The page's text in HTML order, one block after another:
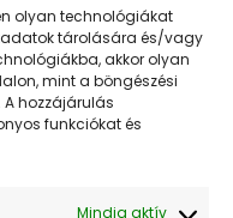
olyan technológiákat
tárolására és/vagy
akkor olyan
mint a böngészési
hozzájárulás
funkciókat és
Mindig aktív